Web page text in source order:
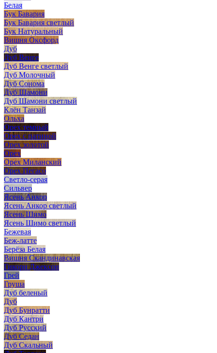
Белая
Бук Бавария
Бук Бавария светлый
Бук Натуральный
Вишня Оксфорд
Дуб
Дуб Венге
Дуб Венге светлый
Дуб Молочный
Дуб Сонома
Дуб Шамони
Дуб Шамони светлый
Клён Танзай
Ольха
Орех темный
Орех с патиной
Орех золотой
Орех
Орех Миланский
Орех Пегасо
Светло-серая
Сильвер
Ясень Анкор
Ясень Анкор светлый
Ясень Шимо
Ясень Шимо светлый
Бежевая
Беж-латте
Берёза Белая
Вишня Скандинавская
Гикори Джексон
Грей
Груша
Дуб беленый
Дуб
Дуб Бунратти
Дуб Кантри
Дуб Русский
Дуб Седан
Дуб Скальный